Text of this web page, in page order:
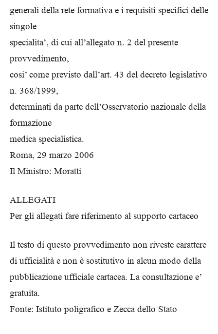
generali della rete formativa e i requisiti specifici delle
singole
specialita’, di cui all’allegato n. 2 del presente
provvedimento,
cosi’ come previsto dall’art. 43 del decreto legislativo
n. 368/1999,
determinati da parte dell’Osservatorio nazionale della
formazione
medica specialistica.
Roma, 29 marzo 2006
Il Ministro: Moratti
ALLEGATI
Per gli allegati fare riferimento al supporto cartaceo
Il testo di questo provvedimento non riveste carattere
di ufficialità e non è sostitutivo in alcun modo della
pubblicazione ufficiale cartacea. La consultazione e’
gratuita.
Fonte: Istituto poligrafico e Zecca dello Stato